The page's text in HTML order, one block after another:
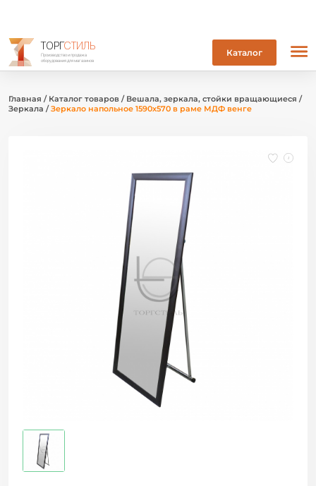
ТОРГСТИЛЬ
Производство и продажа
оборудования для магазинов
Каталог
Главная / Каталог товаров / Вешала, зеркала, стойки вращающиеся /
Зеркала /Зеркало напольное 1590х570 в раме МДФ венге